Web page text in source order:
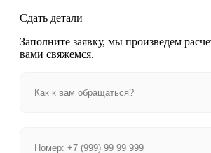
Сдать детали
Заполните заявку, мы произведем
вами свяжемся.